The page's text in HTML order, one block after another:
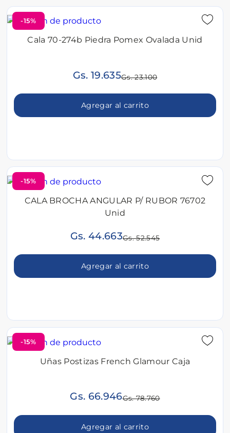
-15%
Cala 70-274b Piedra Pomex Ovalada Unid
Gs. 19.635Gs. 23.100
Agregar al carrito
-15%
CALA BROCHA ANGULAR P/ RUBOR 76702
Unid
Gs. 44.663Gs. 52.545
Agregar al carrito
-15%
Uñas Postizas French Glamour Caja
Gs. 66.946Gs. 78.760
Agregar al carrito